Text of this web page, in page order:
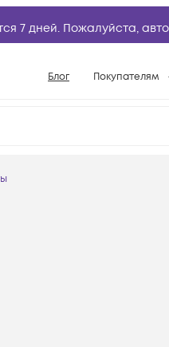
7 дней. Пожалуйста,
Блог Покупателям